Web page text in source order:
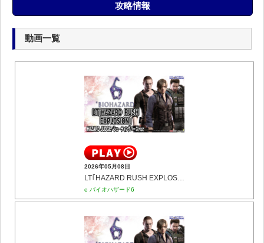
攻略情報
動画一覧
2026年05月08日
LT｢HAZARD RUSH EXPLOSION｣(HAZARD JUDGE／シューティングバーストなど)
e バイオハザード6